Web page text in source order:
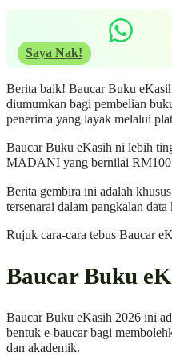
Saya Nak!
Berita baik! Baucar Buku
diumumkan bagi pembelian
penerima yang layak melalui
Baucar Buku eKasih ni lebih
MADANI yang bernilai
Berita gembira ini adalah
tersenarai dalam pangkalan
Rujuk cara-cara tebus Baucar
Baucar Buku
Baucar Buku eKasih 2026 ini
bentuk e-baucar bagi
dan akademik.